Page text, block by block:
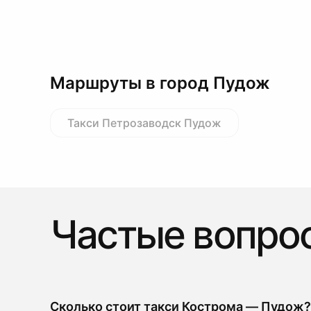
Маршруты в город Пудож
Такси Петрозаводск Пудож
Частые
Сколько стоит такси Кострома — Пудож?